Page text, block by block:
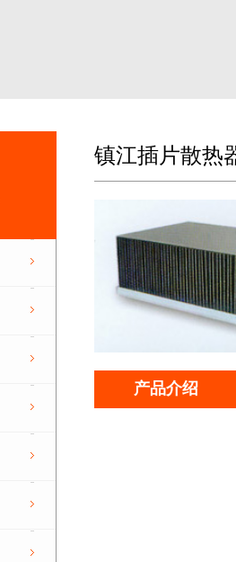
镇江插片散热
产品介绍